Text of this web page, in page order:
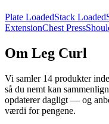
Plate LoadedStack Loaded
ExtensionChest Press
Om Leg Curl
Vi samler 14 produkter
så du nemt kan
opdaterer dagligt — og
værdi for pengene.